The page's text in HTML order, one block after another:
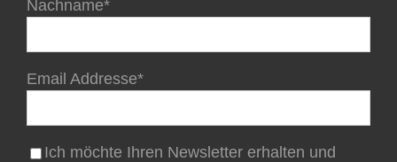
Nachname*
Email Addresse*
Ich möchte Ihren Newsletter erhalten und